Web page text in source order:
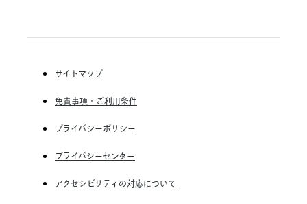
RGF Staffing France SAS
RGF Staffing Germany GmbH
RGF Staffing the Netherlands B.V.
Unique NV
サイトマップ
免責事項・ご利用条件
プライバシーポリシー
プライバシーセンター
アクセシビリティの対応について